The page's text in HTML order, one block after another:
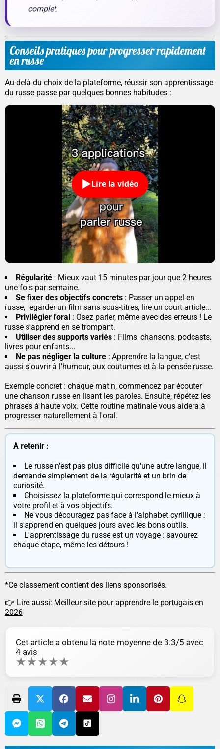
complet.
Conseils pratiques pour progresser rapidement
en russe
Au-delà du choix de la plateforme, réussir son apprentissage
du russe passe par quelques bonnes habitudes :
Lire la vidéo
Régularité : Mieux vaut 15 minutes par jour que 2 heures
une fois par semaine.
Se fixer des objectifs concrets : Passer un appel en
russe, regarder un film sans sous-titres, lire un court article...
Privilégier l'oral : Osez parler, même avec des erreurs ! Le
russe s'apprend en se trompant.
Utiliser des supports variés : Films, chansons, podcasts,
livres pour enfants...
Ne pas négliger la culture : Apprendre la langue, c'est
aussi s'ouvrir à l'humour, aux coutumes et à la pensée russe.
Exemple concret : chaque matin, commencez par écouter
une chanson russe en lisant les paroles. Ensuite, répétez les
phrases à haute voix. Cette routine matinale vous aidera à
progresser naturellement à l'oral.
À retenir :
Le russe n'est pas plus difficile qu'une autre langue, il
demande simplement de la régularité et un brin de
curiosité.
Choisissez la plateforme qui correspond le mieux à
votre profil et à vos objectifs.
Ne vous découragez pas face à l'alphabet cyrillique :
il s'apprend en quelques jours avec les bons outils.
L'apprentissage du russe est un voyage : savourez
chaque étape, même les détours !
*Ce classement contient des liens sponsorisés.
👉 Lire aussi: Meilleur site pour apprendre le portugais en
2026
Cet article a obtenu la note moyenne de 3.3/5 avec
4 avis
★★★★★